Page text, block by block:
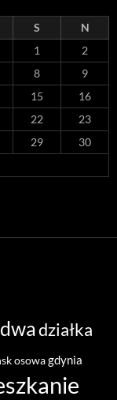
S
N
1
2
8
9
15
16
22
23
29
30
dwadziałka
osowagdynia